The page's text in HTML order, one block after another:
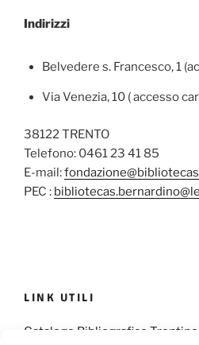
Indirizzi
Belvedere s. Francesco, 1
Via Venezia, 10 ( accesso
38122 TRENTO
Telefono: 0461 23 41 85
E-mail:
PEC :
LINK UTILI
Catalogo Bibliografico Trentino